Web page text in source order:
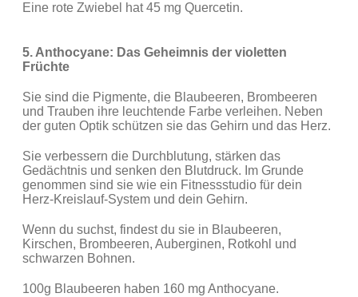
Eine rote Zwiebel hat 45 mg Quercetin.
5. Anthocyane: Das Geheimnis der violetten
Früchte
Sie sind die Pigmente, die Blaubeeren, Brombeeren
und Trauben ihre leuchtende Farbe verleihen. Neben
der guten Optik schützen sie das Gehirn und das Herz.
Sie verbessern die Durchblutung, stärken das
Gedächtnis und senken den Blutdruck. Im Grunde
genommen sind sie wie ein Fitnessstudio für dein
Herz-Kreislauf-System und dein Gehirn.
Wenn du suchst, findest du sie in Blaubeeren,
Kirschen, Brombeeren, Auberginen, Rotkohl und
schwarzen Bohnen.
100g Blaubeeren haben 160 mg Anthocyane.